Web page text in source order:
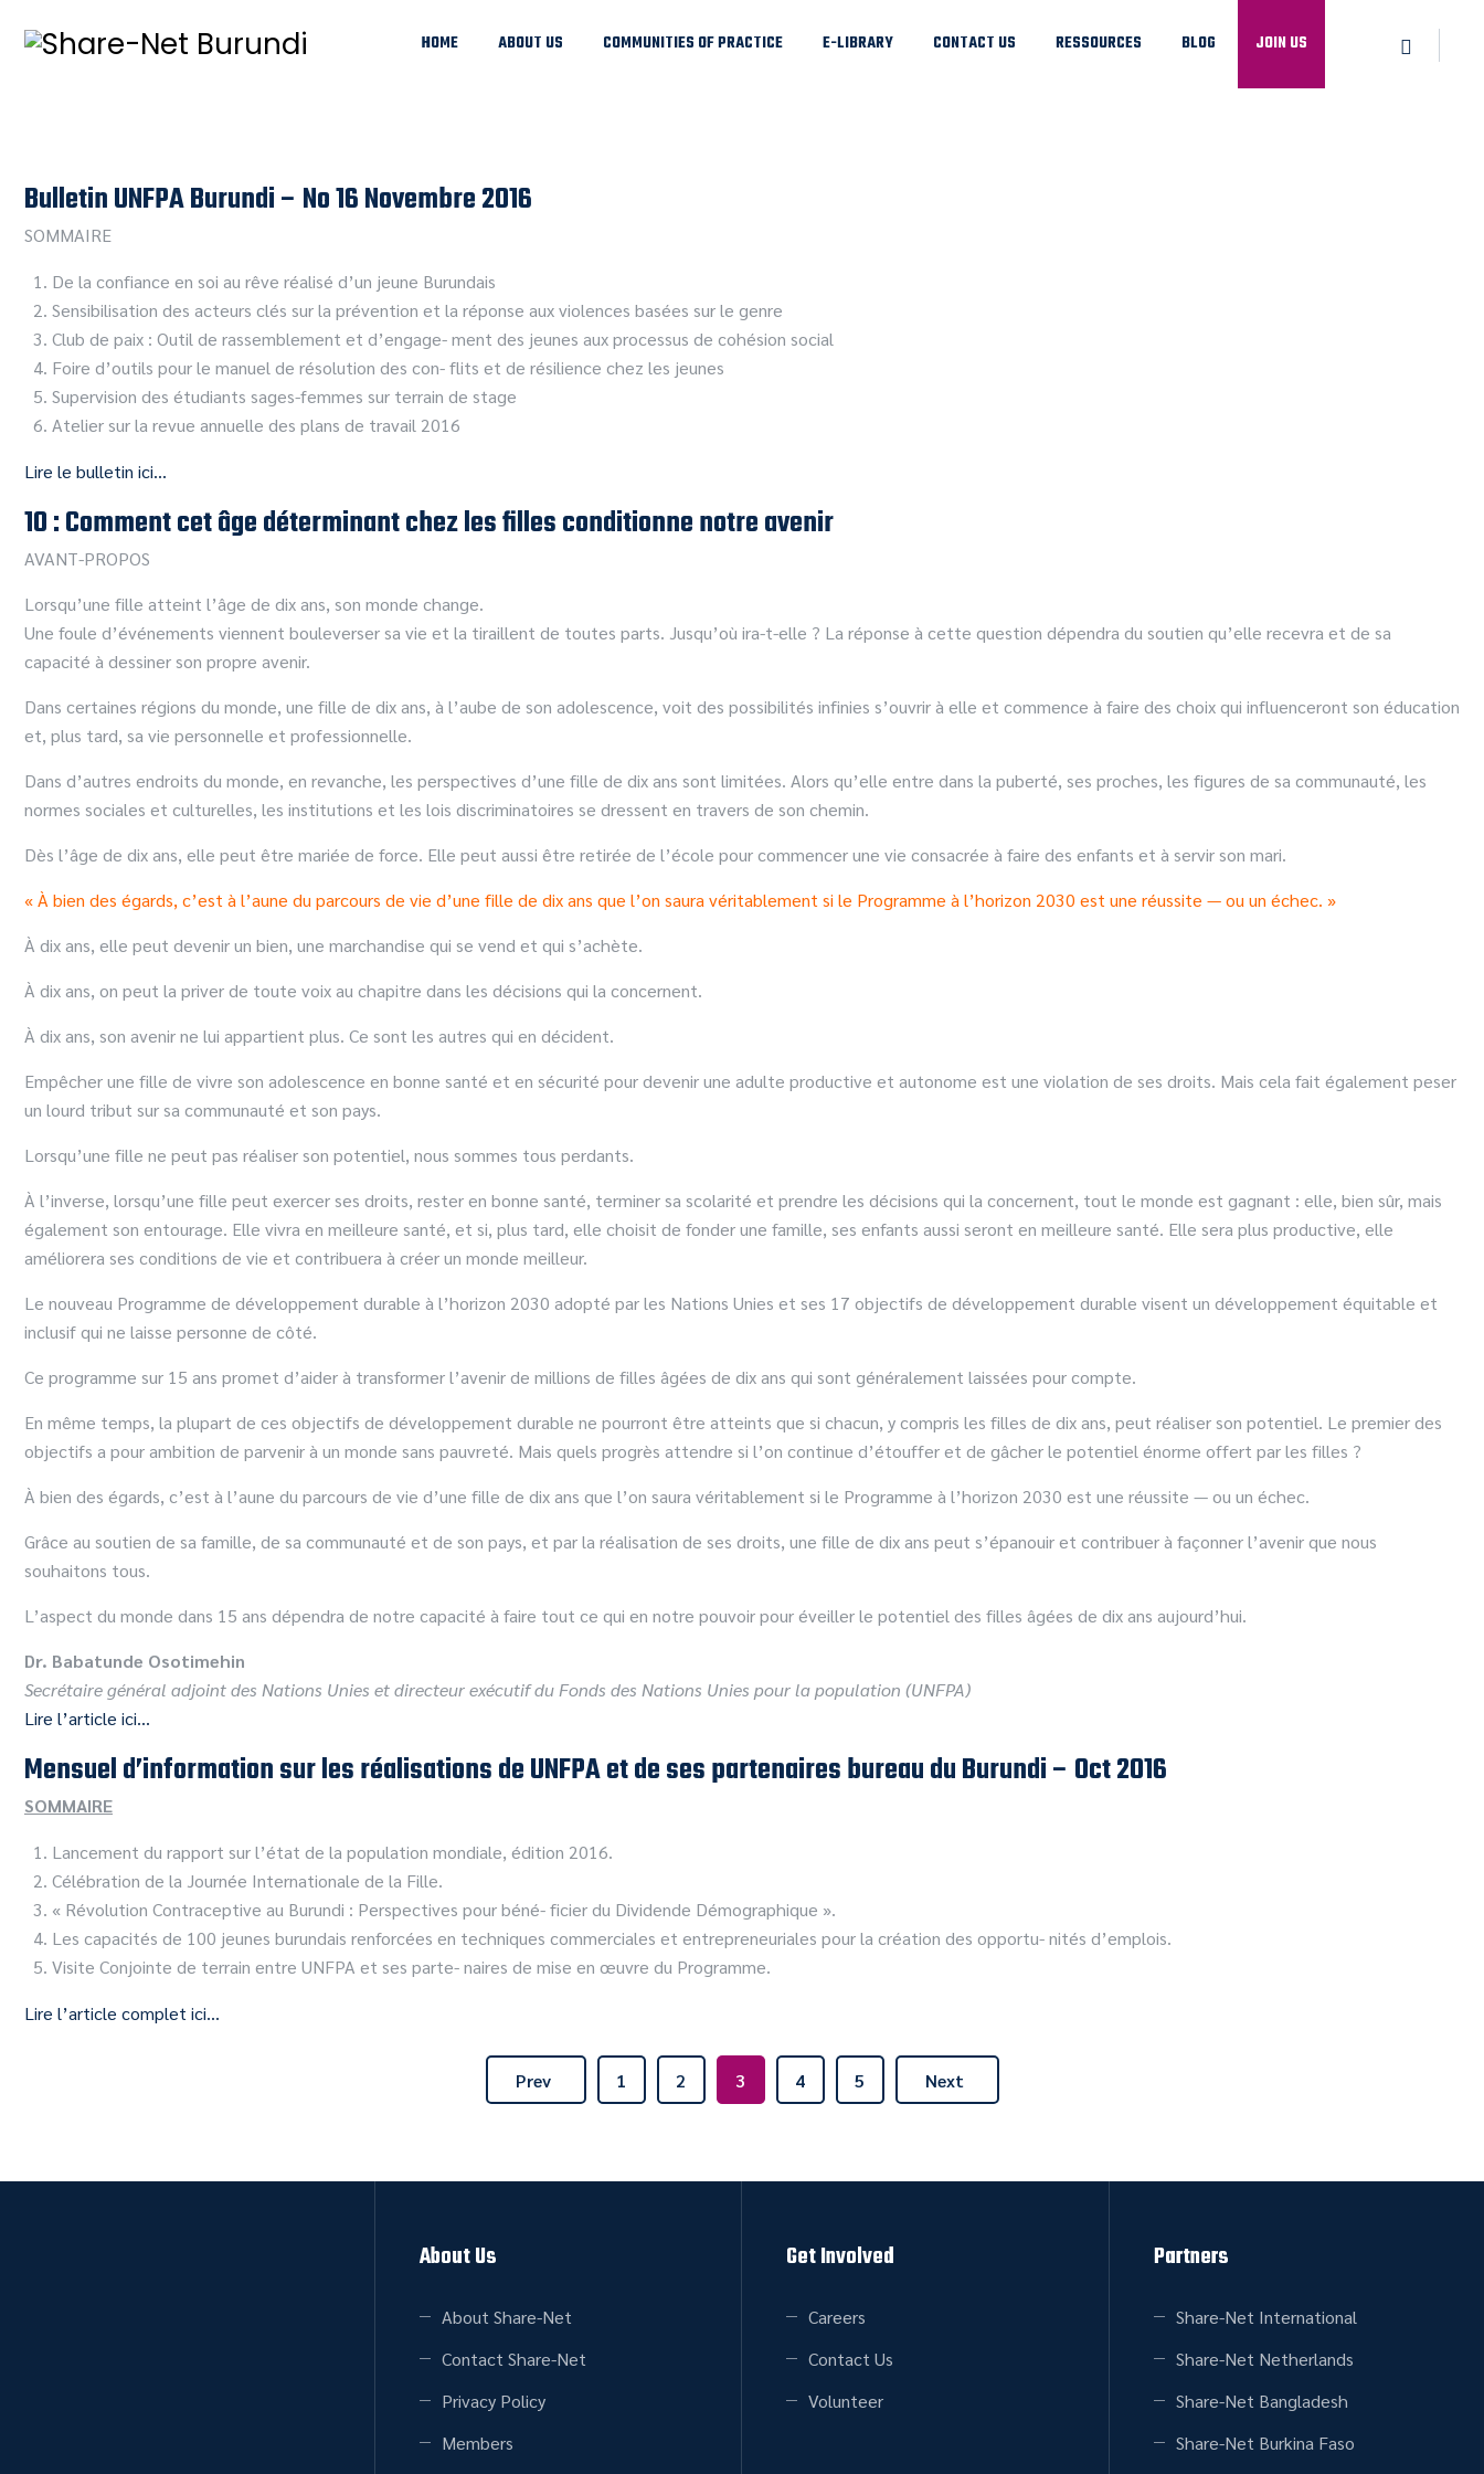
HOME ABOUT US COMMUNITIES OF PRACTICE E-LIBRARY CONTACT US RESSOURCES BLOG JOIN US
Bulletin UNFPA Burundi – No 16 Novembre 2016
SOMMAIRE
De la confiance en soi au rêve réalisé d’un jeune Burundais
Sensibilisation des acteurs clés sur la prévention et la réponse aux violences basées sur le genre
Club de paix : Outil de rassemblement et d’engage- ment des jeunes aux processus de cohésion social
Foire d’outils pour le manuel de résolution des con- flits et de résilience chez les jeunes
Supervision des étudiants sages-femmes sur terrain de stage
Atelier sur la revue annuelle des plans de travail 2016
Lire le bulletin ici…
10 : Comment cet âge déterminant chez les filles conditionne notre avenir
AVANT-PROPOS
Lorsqu’une fille atteint l’âge de dix ans, son monde change.
Une foule d’événements viennent bouleverser sa vie et la tiraillent de toutes parts. Jusqu’où ira-t-elle ? La réponse à cette question dépendra du soutien qu’elle recevra et de sa
capacité à dessiner son propre avenir.
Dans certaines régions du monde, une fille de dix ans, à l’aube de son adolescence, voit des possibilités infinies s’ouvrir à elle et commence à faire des choix qui influenceront son éducation
et, plus tard, sa vie personnelle et professionnelle.
Dans d’autres endroits du monde, en revanche, les perspectives d’une fille de dix ans sont limitées. Alors qu’elle entre dans la puberté, ses proches, les figures de sa communauté, les
normes sociales et culturelles, les institutions et les lois discriminatoires se dressent en travers de son chemin.
Dès l’âge de dix ans, elle peut être mariée de force. Elle peut aussi être retirée de l’école pour commencer une vie consacrée à faire des enfants et à servir son mari.
« À bien des égards, c’est à l’aune du parcours de vie d’une fille de dix ans que l’on saura véritablement si le Programme à l’horizon 2030 est une réussite — ou un échec. »
À dix ans, elle peut devenir un bien, une marchandise qui se vend et qui s’achète.
À dix ans, on peut la priver de toute voix au chapitre dans les décisions qui la concernent.
À dix ans, son avenir ne lui appartient plus. Ce sont les autres qui en décident.
Empêcher une fille de vivre son adolescence en bonne santé et en sécurité pour devenir une adulte productive et autonome est une violation de ses droits. Mais cela fait également peser
un lourd tribut sur sa communauté et son pays.
Lorsqu’une fille ne peut pas réaliser son potentiel, nous sommes tous perdants.
À l’inverse, lorsqu’une fille peut exercer ses droits, rester en bonne santé, terminer sa scolarité et prendre les décisions qui la concernent, tout le monde est gagnant : elle, bien sûr, mais
également son entourage. Elle vivra en meilleure santé, et si, plus tard, elle choisit de fonder une famille, ses enfants aussi seront en meilleure santé. Elle sera plus productive, elle
améliorera ses conditions de vie et contribuera à créer un monde meilleur.
Le nouveau Programme de développement durable à l’horizon 2030 adopté par les Nations Unies et ses 17 objectifs de développement durable visent un développement équitable et
inclusif qui ne laisse personne de côté.
Ce programme sur 15 ans promet d’aider à transformer l’avenir de millions de filles âgées de dix ans qui sont généralement laissées pour compte.
En même temps, la plupart de ces objectifs de développement durable ne pourront être atteints que si chacun, y compris les filles de dix ans, peut réaliser son potentiel. Le premier des
objectifs a pour ambition de parvenir à un monde sans pauvreté. Mais quels progrès attendre si l’on continue d’étouffer et de gâcher le potentiel énorme offert par les filles ?
À bien des égards, c’est à l’aune du parcours de vie d’une fille de dix ans que l’on saura véritablement si le Programme à l’horizon 2030 est une réussite — ou un échec.
Grâce au soutien de sa famille, de sa communauté et de son pays, et par la réalisation de ses droits, une fille de dix ans peut s’épanouir et contribuer à façonner l’avenir que nous
souhaitons tous.
L’aspect du monde dans 15 ans dépendra de notre capacité à faire tout ce qui en notre pouvoir pour éveiller le potentiel des filles âgées de dix ans aujourd’hui.
Dr. Babatunde Osotimehin
Secrétaire général adjoint des Nations Unies et directeur exécutif du Fonds des Nations Unies pour la population (UNFPA)
Lire l’article ici…
Mensuel d’information sur les réalisations de UNFPA et de ses partenaires bureau du Burundi – Oct 2016
SOMMAIRE
Lancement du rapport sur l’état de la population mondiale, édition 2016.
Célébration de la Journée Internationale de la Fille.
« Révolution Contraceptive au Burundi : Perspectives pour béné- ficier du Dividende Démographique ».
Les capacités de 100 jeunes burundais renforcées en techniques commerciales et entrepreneuriales pour la création des opportu- nités d’emplois.
Visite Conjointe de terrain entre UNFPA et ses parte- naires de mise en œuvre du Programme.
Lire l’article complet ici…
Prev 1 2 3 4 5 Next
About Us
About Share-Net
Contact Share-Net
Privacy Policy
Members
Get Involved
Careers
Contact Us
Volunteer
Partners
Share-Net International
Share-Net Netherlands
Share-Net Bangladesh
Share-Net Burkina Faso